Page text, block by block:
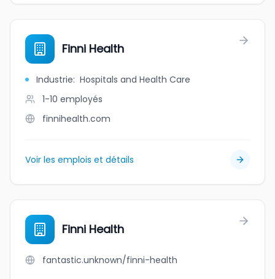
Finni Health
Industrie: Hospitals and Health Care
1-10 employés
finnihealth.com
Voir les emplois et détails
Finni Health
fantastic.unknown/finni-health